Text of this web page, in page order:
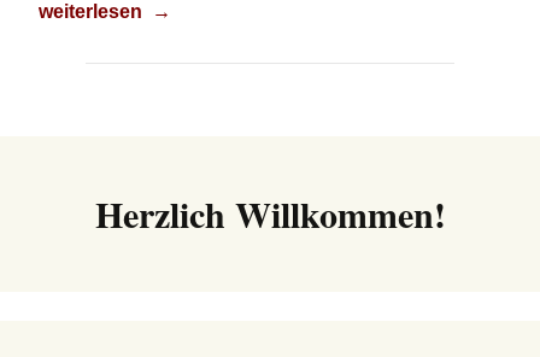
Schon Urlaub gebucht?
weiterlesen →
Herzlich Willkommen!